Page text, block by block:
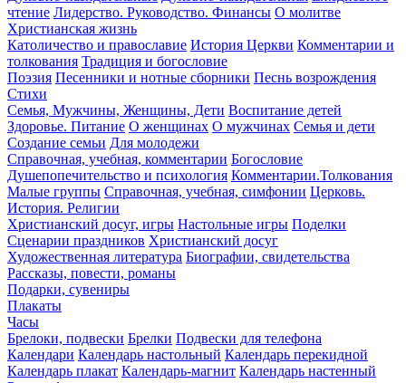
чтение Лидерство. Руководство. Финансы О молитве
Христианская жизнь
Католичество и православие История Церкви Комментарии и
толкования Традиция и богословие
Поэзия Песенники и нотные сборники Песнь возрождения
Стихи
Семья, Мужчины, Женщины, Дети Воспитание детей
Здоровье. Питание О женщинах О мужчинах Семья и дети
Создание семьи Для молодежи
Справочная, учебная, комментарии Богословие
Душепопечительство и психология Комментарии.Толкования
Малые группы Справочная, учебная, симфонии Церковь.
История. Религии
Христианский досуг, игры Настольные игры Поделки
Сценарии праздников Христианский досуг
Художественная литература Биографии, свидетельства
Рассказы, повести, романы
Подарки, сувениры
Плакаты
Часы
Брелоки, подвески Брелки Подвески для телефона
Календари Календарь настольный Календарь перекидной
Календарь плакат Календарь-магнит Календарь настенный